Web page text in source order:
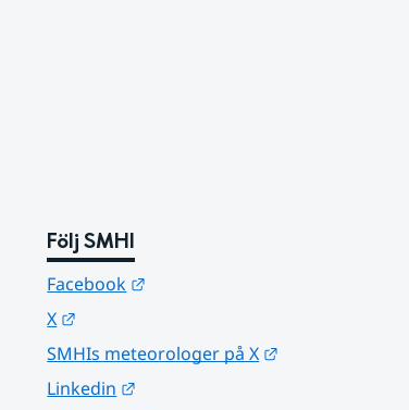
Följ SMHI
Facebook
X
SMHIs meteorologer på X
Linkedin